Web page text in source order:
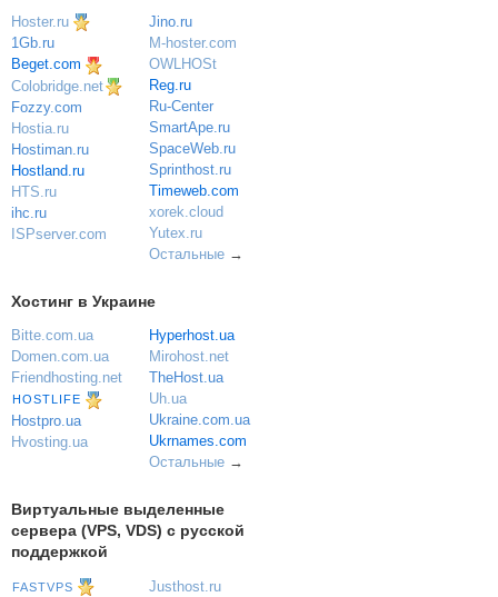
Hoster.ru
1Gb.ru
Beget.com
Colobridge.net
Fozzy.com
Hostia.ru
Hostiman.ru
Hostland.ru
HTS.ru
ihc.ru
ISPserver.com
Jino.ru
M-hoster.com
OWLHOSt
Reg.ru
Ru-Center
SmartApe.ru
SpaceWeb.ru
Sprinthost.ru
Timeweb.com
xorek.cloud
Yutex.ru
Остальные→
Хостинг в Украине
Bitte.com.ua
Domen.com.ua
Friendhosting.net
HOSTLIFE
Hostpro.ua
Hvosting.ua
Hyperhost.ua
Mirohost.net
TheHost.ua
Uh.ua
Ukraine.com.ua
Ukrnames.com
Остальные→
Виртуальные выделенные
сервера (VPS, VDS) с русской
поддержкой
FASTVPS
Justhost.ru